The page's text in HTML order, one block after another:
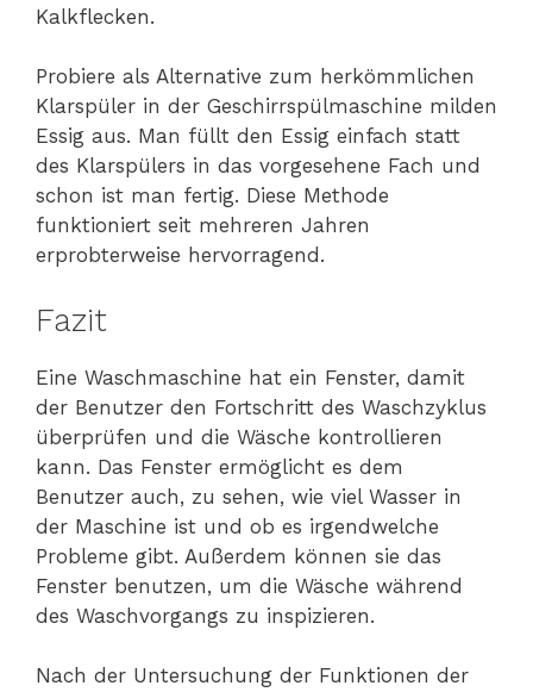
Kalkflecken.
Probiere als Alternative zum herkömmlichen
Klarspüler in der Geschirrspülmaschine milden
Essig aus. Man füllt den Essig einfach statt
des Klarspülers in das vorgesehene Fach und
schon ist man fertig. Diese Methode
funktioniert seit mehreren Jahren
erprobterweise hervorragend.
Fazit
Eine Waschmaschine hat ein Fenster, damit
der Benutzer den Fortschritt des Waschzyklus
überprüfen und die Wäsche kontrollieren
kann. Das Fenster ermöglicht es dem
Benutzer auch, zu sehen, wie viel Wasser in
der Maschine ist und ob es irgendwelche
Probleme gibt. Außerdem können sie das
Fenster benutzen, um die Wäsche während
des Waschvorgangs zu inspizieren.
Nach der Untersuchung der Funktionen der